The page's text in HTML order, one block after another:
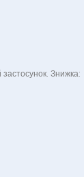
Знижка: